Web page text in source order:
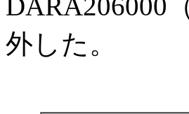
DARA206000
外した。